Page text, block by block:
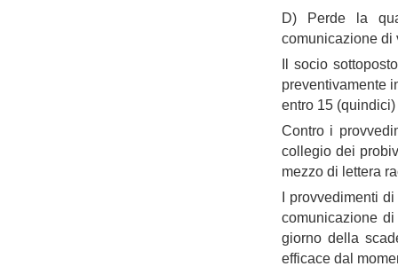
D) Perde la
comunicazione di
Il socio
preventivamente
entro 15
Contro i
collegio dei
mezzo di lettera
I provvedimenti
comunicazione
giorno della
efficace dal